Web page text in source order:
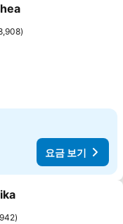
추가
요금 보기
추가